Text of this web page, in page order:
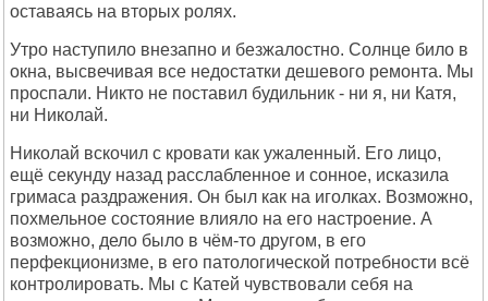
оставаясь на вторых ролях.
Утро наступило внезапно и безжалостно. Солнце било в
окна, высвечивая все недостатки дешевого ремонта. Мы
проспали. Никто не поставил будильник - ни я, ни Катя,
ни Николай.
Николай вскочил с кровати как ужаленный. Его лицо,
ещё секунду назад расслабленное и сонное, исказила
гримаса раздражения. Он был как на иголках. Возможно,
похмельное состояние влияло на его настроение. А
возможно, дело было в чём-то другом, в его
перфекционизме, в его патологической потребности всё
контролировать. Мы с Катей чувствовали себя на